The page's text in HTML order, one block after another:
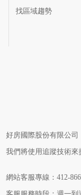
找區域趨勢
好房國際股份有限公司
我們將使用追蹤技術
網站客服專線：412-